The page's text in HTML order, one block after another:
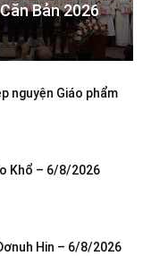
Bản 2026
nguyện Giáo phẩm
Khổ – 6/8/2026
Hin – 6/8/2026